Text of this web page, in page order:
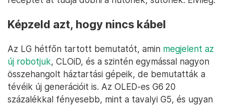
Képzeld azt, hogy nincs kábel
Az LG hétfőn tartott bemutatót, amin megjelent az
új robotjuk, CLOiD, és a szintén egymással nagyon
összehangolt háztartási gépeik, de bemutatták a
tévéik új generációit is. Az OLED-es G6 20
százalékkal fényesebb, mint a tavalyi G5, és ugyan